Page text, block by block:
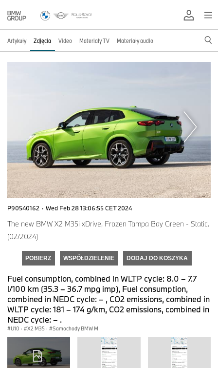
Artykuły Zdjęcia Video Materiały TV Materiały audio
P90540162 · Wed Feb 28 13:06:55 CET 2024
The new BMW X2 M35i xDrive, Frozen Tampa Bay Green - Static.
(02/2024)
POBIERZ WSPÓŁDZIELENIE DODAJ DO KOSZYKA
Fuel consumption, combined in WLTP cycle: 8.0 – 7.7
l/100 km (35.3 – 36.7 mpg imp), Fuel consumption,
combined in NEDC cycle: – , CO2 emissions, combined in
WLTP cycle: 181 – 174 g/km, CO2 emissions, combined in
NEDC cycle: – .
U10 · X2 M35 · Samochody BMW M